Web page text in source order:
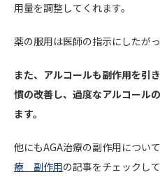
用量を調整してくれます。
薬の服用は医師の指示にしたが
また、アルコールも副作用を引
慣の改善し、過度なアルコール
ます。
他にもAGA治療の副作用につい
療 副作用の記事をチェックし